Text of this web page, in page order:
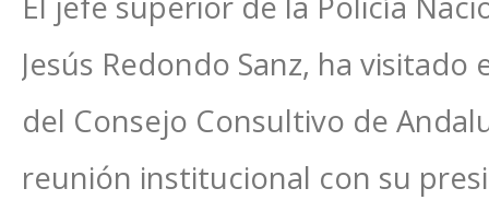
Jesús Redondo Sanz, ha
del Consejo Consultivo de
reunión institucional con su